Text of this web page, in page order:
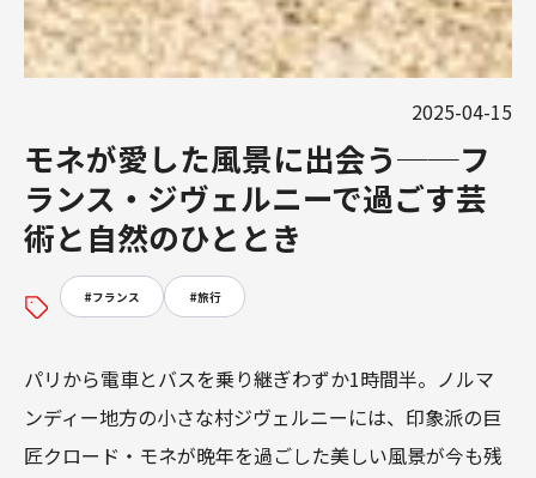
2025-04-15
モネが愛した風景に出会う──フ
ランス・ジヴェルニーで過ごす芸
術と自然のひととき
#フランス #旅行
パリから電車とバスを乗り継ぎわずか1時間半。ノルマ
ンディー地方の小さな村ジヴェルニーには、印象派の巨
匠クロード・モネが晩年を過ごした美しい風景が今も残